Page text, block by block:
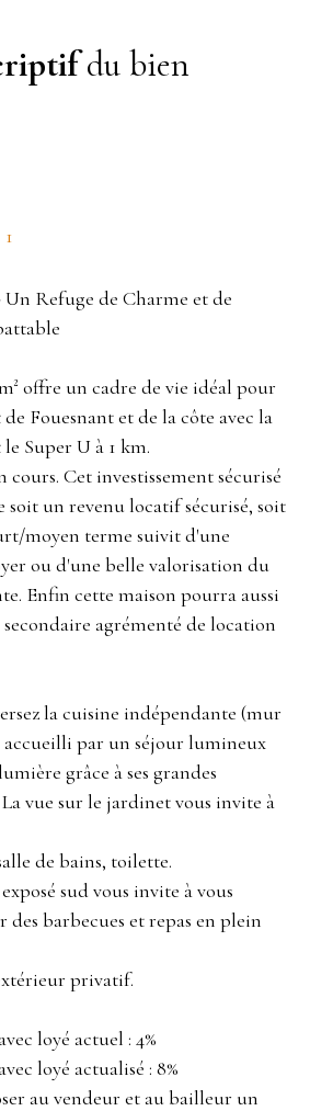
du bien
1
Refuge de Charme et de
offre un cadre de vie idéal pour
Fouesnant et de la côte avec la
Super U à 1 km.
cours. Cet investissement sécurisé
soit un revenu locatif sécurisé, soit
moyen terme suivit d'une
ou d'une belle valorisation du
Enfin cette maison pourra aussi
agrémenté de location
la cuisine indépendante (mur
accueilli par un séjour lumineux
grâce à ses grandes
vue sur le jardinet vous invite à
de bains, toilette.
sud vous invite à vous
barbecues et repas en plein
privatif.
loyé actuel : 4%
loyé actualisé : 8%
au vendeur et au bailleur un